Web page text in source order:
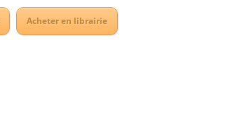
Acheter en librairie